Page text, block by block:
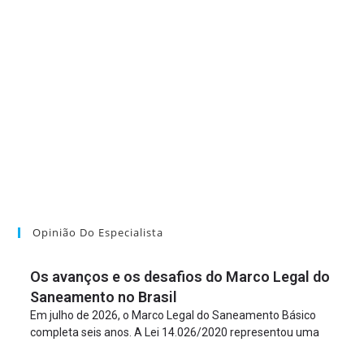
Opinião Do Especialista
Os avanços e os desafios do Marco Legal do
Saneamento no Brasil
Em julho de 2026, o Marco Legal do Saneamento Básico
completa seis anos. A Lei 14.026/2020 representou uma